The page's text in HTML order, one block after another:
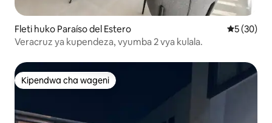
Fleti huko Paraíso del Estero Ukadiriaji
5 (30)
Veracruz ya kupendeza, vyumba 2 vya kulala.
Kipendwa cha wageni
Kipendwa cha wageni